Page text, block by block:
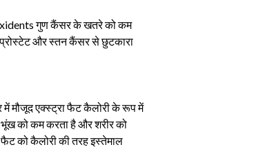
oxidents गुण कैंसर के खतरे को कम
और स्तन कैंसर से छुटकारा
मौजूद एक्स्ट्रा फैट कैलोरी के रूप में
को कम करता है और शरीर को
फैट को कैलोरी की तरह इस्तेमाल